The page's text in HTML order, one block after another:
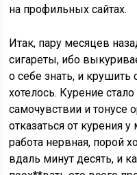
на профильных сайтах.
Итак, пару месяцев
сигареты, ибо
о себе знать, и крушить
хотелось. Курение
самочувствии и тонусе
отказаться от курения
работа нервная, порой
вдаль минут десять, и